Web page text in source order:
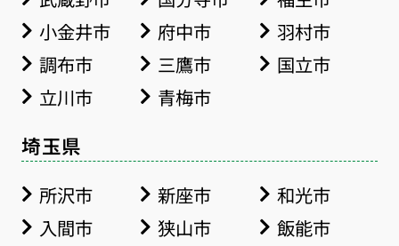
小金井市
府中市
羽村市
調布市
三鷹市
国立市
立川市
青梅市
埼玉県
所沢市 新座市
和光市
入間市
狭山市
飯能市